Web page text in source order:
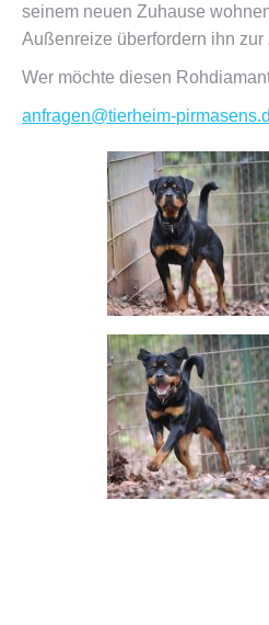
seinem neuen Zuhause
Außenreize überfordern ihn zur
Wer möchte diesen
anfragen@tierheim-